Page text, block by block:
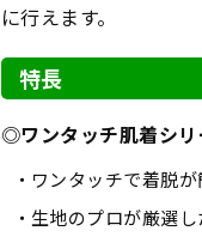
に行えます。
特長
◎ワンタッチ肌着シリ
ワンタッチで着脱が
生地のプロが厳選